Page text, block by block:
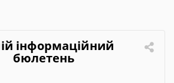
змогу опановувати сучасні
та спеціальності. Завдяки
[…]
інформаційний
бюлетень